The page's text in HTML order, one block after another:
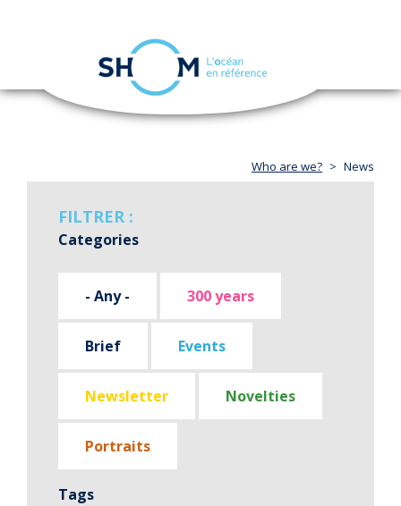
Skip
navigation
Who are we? News
FILTRER :
Categories
- Any - 300 years
Brief Events
Newsletter Novelties
Portraits
Tags